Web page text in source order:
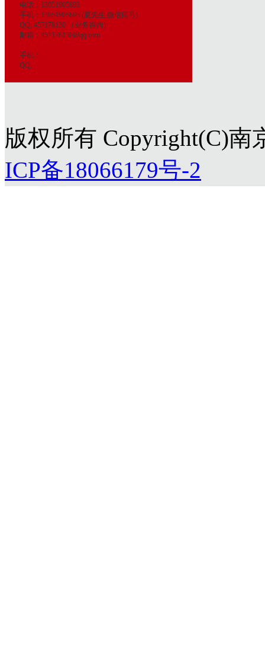
电话：13951905893
手机：13951905893 (夏先生,微信同号)
QQ: 457178130 （业务咨询）
邮箱：457178130@qq.com
手机：
QQ:
版权所有 Copyright(C)
ICP备18066179号-2